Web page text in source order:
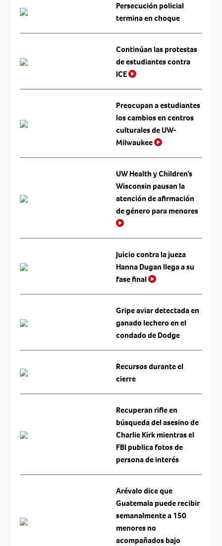
Persecución policial
termina en choque
Continúan las protestas
de estudiantes contra
ICE
Preocupan a estudiantes
los cambios en centros
culturales de UW-
Milwaukee
UW Health y Children’s
Wisconsin pausan la
atención de afirmación
de género para menores
Juicio contra la jueza
Hanna Dugan llega a su
fase final
Gripe aviar detectada en
ganado lechero en el
condado de Dodge
Recursos durante el
cierre
Recuperan rifle en
búsqueda del asesino de
Charlie Kirk mientras el
FBI publica fotos de
persona de interés
Arévalo dice que
Guatemala puede recibir
semanalmente a 150
menores no
acompañados bajo